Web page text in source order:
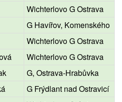
Wichterlovo G Ostrava
G Havířov, Komenského
Wichterlovo G Ostrava
Wichterlovo G Ostrava
G, Ostrava-Hrabůvka
G Frýdlant nad Ostravicí